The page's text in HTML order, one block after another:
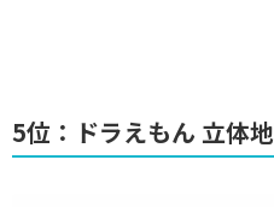
5位：ドラえもん 立体